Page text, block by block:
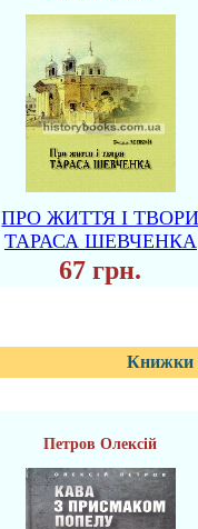
ПРО ЖИТТЯ І
ТАРАСА ШЕВЧЕНКА
67 грн.
Книжки
Петров Олексій